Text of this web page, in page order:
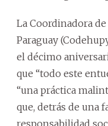
La Coordinadora
Paraguay
el décimo
que “todo este
“una práctica
que, detrás de una